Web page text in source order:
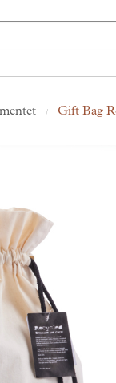
Gift Bag